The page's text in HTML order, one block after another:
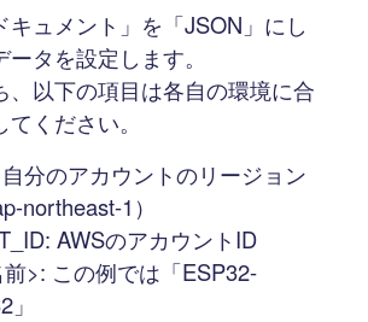
キュメント」を「JSON」にし
タを設定します。
、以下の項目は各自の環境に合
ください。
分のアカウントのリージョン
northeast-1）
AWSのアカウントID
>: この例では「ESP32-